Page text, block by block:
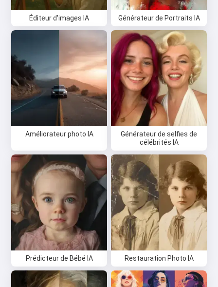
Éditeur d'images IA Générateur de Portraits IA
Améliorateur photo IA
Générateur de selfies de
célébrités IA
Prédicteur de Bébé IA Restauration Photo IA